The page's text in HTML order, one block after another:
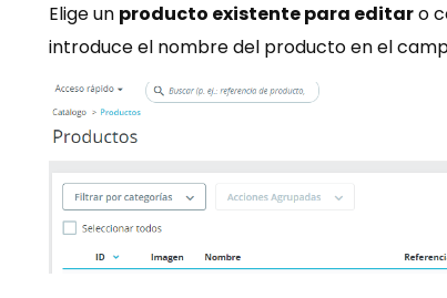
Elige un producto existente para editaro
introduce el nombre del producto en el